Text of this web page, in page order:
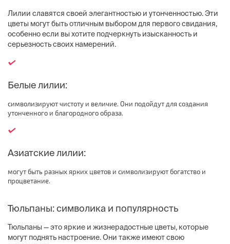
Лилии славятся своей элегантностью и утонченностью. Эти
цветы могут быть отличным выбором для первого свидания,
особенно если вы хотите подчеркнуть изысканность и
серьезность своих намерений.
Белые лилии:
символизируют чистоту и величие. Они подойдут для создания
утонченного и благородного образа.
Азиатские лилии:
могут быть разных ярких цветов и символизируют богатство и
процветание.
Тюльпаны: символика и популярность
Тюльпаны — это яркие и жизнерадостные цветы, которые
могут поднять настроение. Они также имеют свою